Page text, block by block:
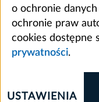
o ochronie
ochronie praw
cookies dostępne
prywatności.
USTAWIENIA